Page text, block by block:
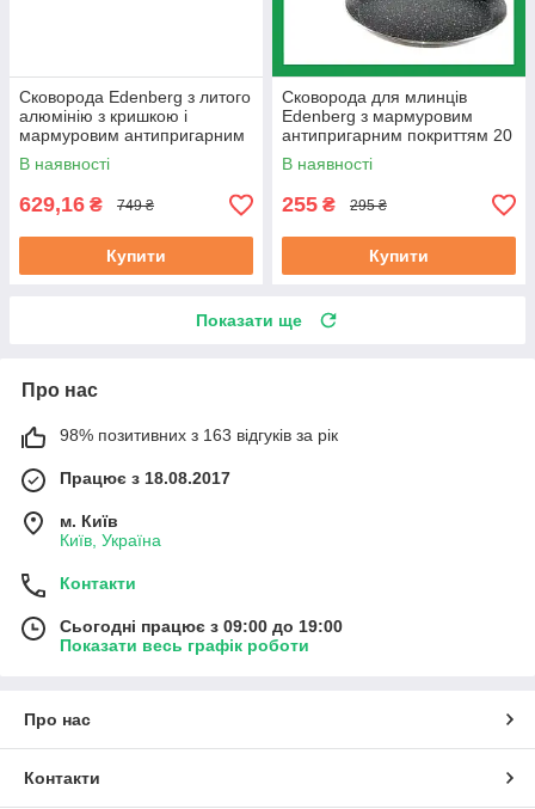
Сковорода Edenberg з литого
алюмінію з кришкою і
мармуровим антипригарним
покриттям 26 см (EB-7455)
В наявності
629,16 ₴ 749 ₴
Купити
Сковорода для млинців
Edenberg з мармуровим
антипригарним покриттям 20
см (EB-3384)
В наявності
255 ₴ 295 ₴
Купити
Показати ще
Про нас
98% позитивних з 163 відгуків за рік
Працює з 18.08.2017
м. Київ
Київ, Україна
Контакти
Сьогодні працює з 09:00 до 19:00
Показати весь графік роботи
Про нас
Контакти